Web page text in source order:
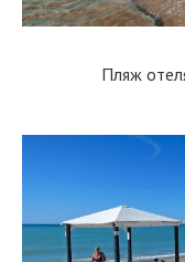
Пляж